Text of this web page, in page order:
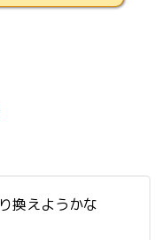
換えようかな